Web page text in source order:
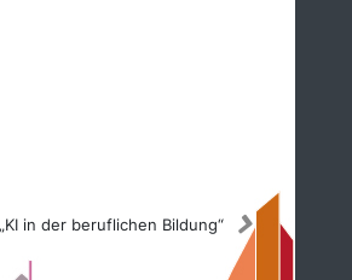
in der beruflichen Bildung“